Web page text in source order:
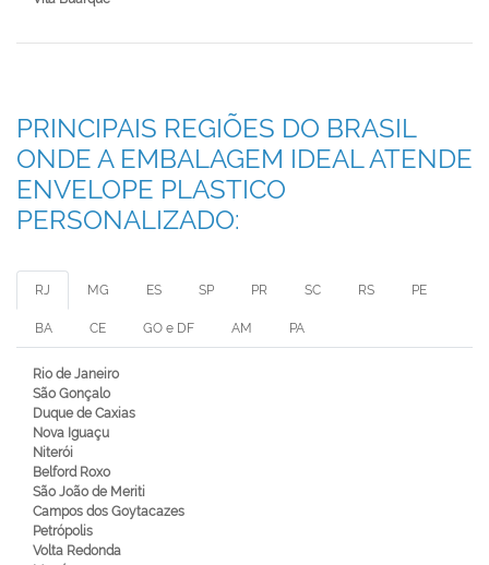
PRINCIPAIS REGIÕES DO BRASIL
ONDE A EMBALAGEM IDEAL ATENDE
ENVELOPE PLASTICO
PERSONALIZADO:
RJ MG ES SP PR SC RS PE
BA CE GO e DF AM PA
Rio de Janeiro
São Gonçalo
Duque de Caxias
Nova Iguaçu
Niterói
Belford Roxo
São João de Meriti
Campos dos Goytacazes
Petrópolis
Volta Redonda